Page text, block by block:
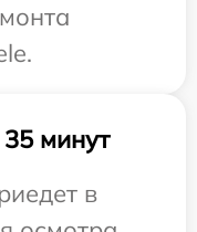
минут
в